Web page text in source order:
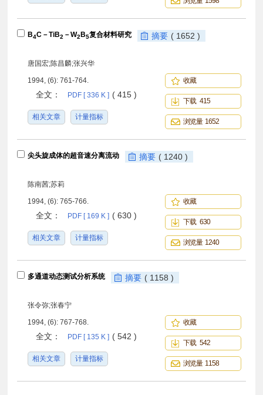
B4C－TiB2 －W2B5复合材料研究 摘要 ( 1652 )
唐国宏;陈昌麟;张兴华
1994, (6): 761-764.
全文： PDF [ 336 K ] ( 415 )
相关文章 计量指标
收藏
下载 415
浏览量 1652
尖头旋成体的超音速分离流动 摘要 ( 1240 )
陈南茜;苏莉
1994, (6): 765-766.
全文： PDF [ 169 K ] ( 630 )
相关文章 计量指标
收藏
下载 630
浏览量 1240
多通道动态测试分析系统 摘要 ( 1158 )
张令弥;张春宁
1994, (6): 767-768.
全文： PDF [ 135 K ] ( 542 )
相关文章 计量指标
收藏
下载 542
浏览量 1158